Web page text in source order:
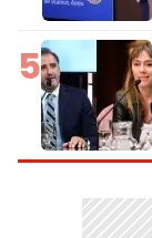
5